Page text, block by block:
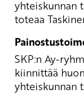
yhteiskunnan
toteaa
SKP:n Ay-
kiinnittää
yhteiskunnan